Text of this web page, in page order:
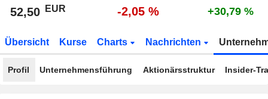
52,50 EUR -2,05 % +30,79 %
Übersicht Kurse Charts Nachrichten
Profil Unternehmensführung Aktionärsstruktur Insider-